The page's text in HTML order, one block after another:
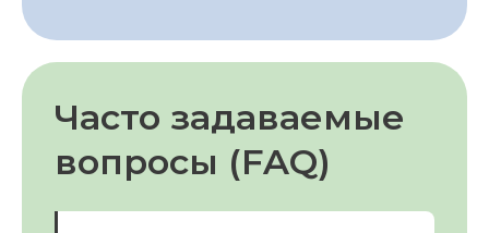
Часто задаваемые
вопросы (FAQ)